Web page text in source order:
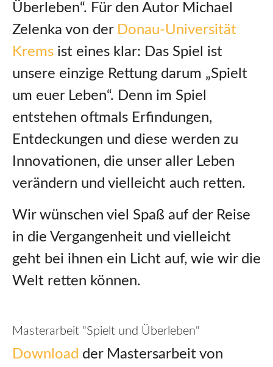
Überleben“. Für den Autor Michael
Zelenka von der Donau-Universität
Krems ist eines klar: Das Spiel ist
unsere einzige Rettung darum „Spielt
um euer Leben“. Denn im Spiel
entstehen oftmals Erfindungen,
Entdeckungen und diese werden zu
Innovationen, die unser aller Leben
verändern und vielleicht auch retten.
Wir wünschen viel Spaß auf der Reise
in die Vergangenheit und vielleicht
geht bei ihnen ein Licht auf, wie wir die
Welt retten können.
Masterarbeit "Spielt und Überleben"
Download der Mastersarbeit von